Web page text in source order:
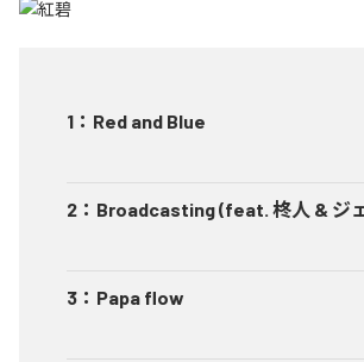
1 ： Red and Blue
2 ： Broadcasting (feat. 柊人 & ジ
3 ： Papa flow